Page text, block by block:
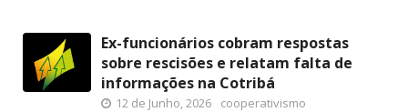
Ex-funcionários cobram respostas
sobre rescisões e relatam falta de
informações na Cotribá
12 de Junho, 2026 cooperativismo